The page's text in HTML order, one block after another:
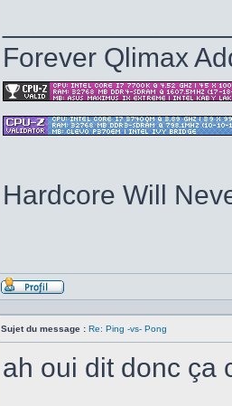
Forever Qlimax
Hardcore Will
Profil
Sujet du message : Re: Ping -vs- Pong
ah oui dit donc ça